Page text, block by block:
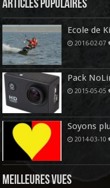
Articles Populaires
Ecole de
2016-02-07
Pack
2015-05-05
Soyons
2014-03-10
Meilleures vues